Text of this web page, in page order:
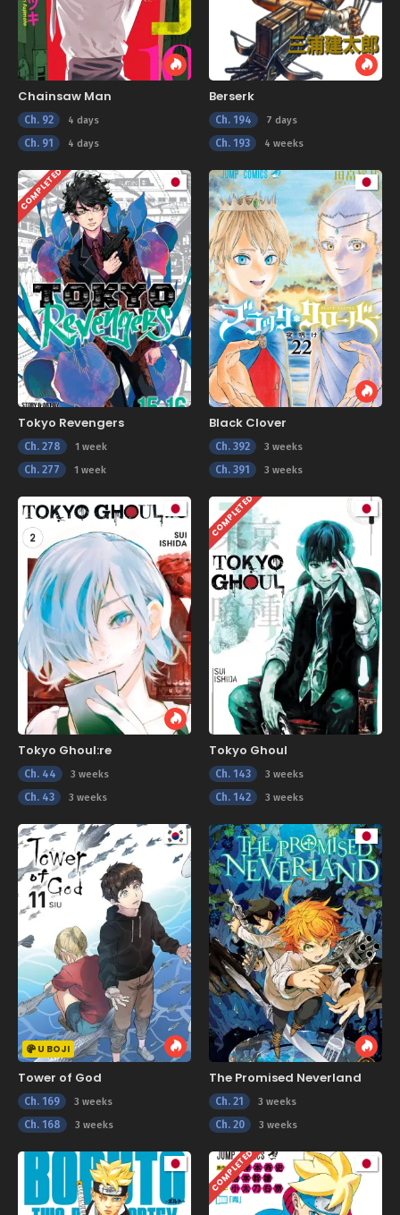
Chainsaw Man
Ch. 92 4 days
Ch. 91 4 days
Berserk
Ch. 194 7 days
Ch. 193 4 weeks
COMPLETED
Tokyo Revengers
Ch. 278 1 week
Ch. 277 1 week
Black Clover
Ch. 392 3 weeks
Ch. 391 3 weeks
Tokyo Ghoul:re
Ch. 44 3 weeks
Ch. 43 3 weeks
COMPLETED
Tokyo Ghoul
Ch. 143 3 weeks
Ch. 142 3 weeks
U BOJI
Tower of God
Ch. 169 3 weeks
Ch. 168 3 weeks
The Promised Neverland
Ch. 21 3 weeks
Ch. 20 3 weeks
COMPLETED